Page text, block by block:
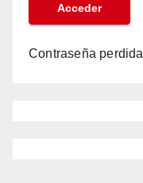
Contraseña perdida